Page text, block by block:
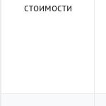
стоимости